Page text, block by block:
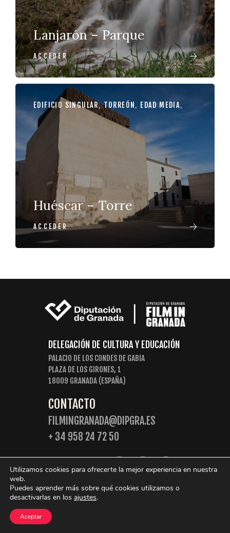
Lanjarón – Parque
ACCEDER
EDIFICIO SINGULAR,TORREÓN , EDAD MEDIA,
Huéscar – Torre
ACCEDER
DELEGACIÓN DE CULTURA Y EDUCACIÓN
PALACIO DE LOS CONDES DE GABIA
PLAZA DE LOS GIRONES, 1
18009 GRANADA (ESPAÑA)
CONTACTO
FILMINGRANADA@DIPGRA.ES
+ 34 958 24 72 50
SIGUENOS:
© 2026 Film in Granada. Algunos derechos reservados.
Política de Privacidad
Utilizamos cookies para ofrecerte la mejor experiencia en nuestra
web.
Puedes aprender más sobre qué cookies utilizamos o
desactivarlas en los ajustes.
Aceptar